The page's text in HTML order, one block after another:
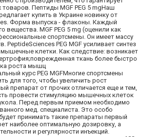
Пептиды MGF PEG 5 mgНаш
купить в Украине новинку от
Форма выпуска - флаконы. Каждый
вещества. MGF PEG 5 mg (оценили как
спортсмены. Он имеет массу
PeptideSciences PEG MGF усиливает синтез
клетки. Как следствие: возникает
ткань более быстро
роста мышц
курс PEG MGFМногие спортсмены
для того, чтобы увеличить рост
препарат от прочих отличается еще и тем,
провести стимуляцию мышечных клеток
Перед первым приемом необходимо
мед. специалиста. Это особо
принимать такие препараты первый
наиболее оптимальную дозировку, а
и регулярности инъекций.